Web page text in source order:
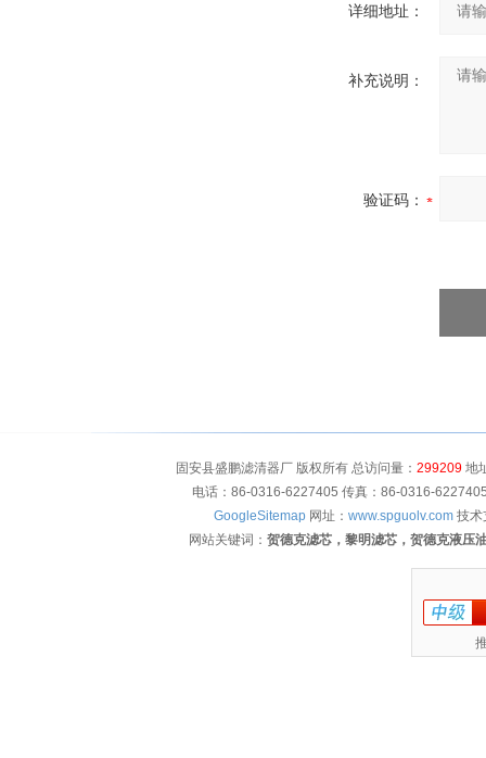
详细地址：
补充说明：
验证码：
固安县盛鹏滤清器厂 版权所有 总访问量： 299209地
电话：86-0316-6227405 传真：86-0316-
GoogleSitemap 网址： www.spguolv.com 技术
网站关键词： 贺德克滤芯，黎明滤芯，贺德克液压